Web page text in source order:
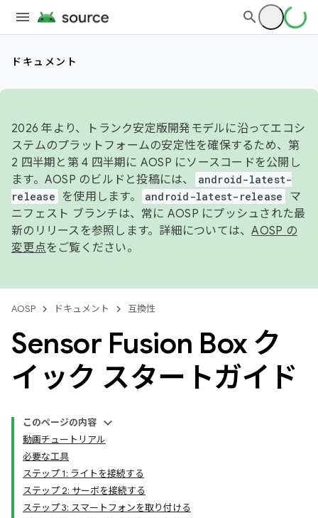
ドキュメント
2026 年より、トランク安定版開発モデルに沿ってエコシ
ステムのプラットフォームの安定性を確保するため、第
2 四半期と第 4 四半期に AOSP にソースコードを公開し
ます。AOSP のビルドと投稿には、
android-latest-
release
を使用します。 android-latest-release
マ
ニフェスト ブランチは、常に AOSP にプッシュされた最
新のリリースを参照します。詳細については、AOSP の
変更点をご覧ください。
AOSP ドキュメント 互換性
Sensor Fusion Box ク
イック スタートガイド
このページの内容
動画チュートリアル
必要な工具
ステップ 1: ライトを接続する
ステップ 2: サーボを接続する
ステップ 3: スマートフォンを取り付ける